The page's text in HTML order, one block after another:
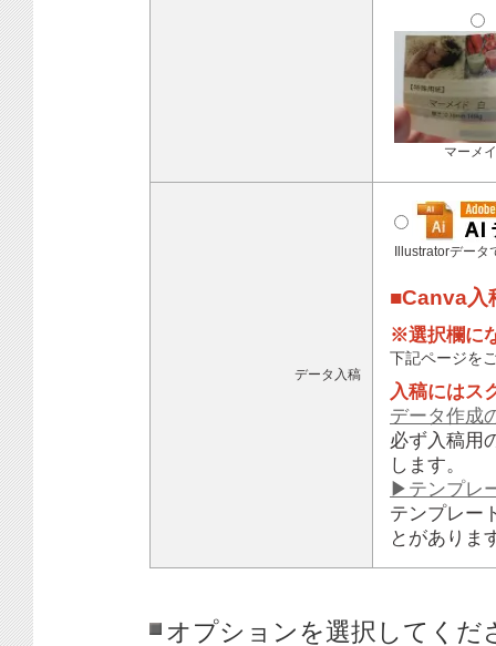
マーメ
データ入稿
Illustratorデータ
■Canva入
※選択欄に
下記ページを
入稿にはス
データ作成
必ず入稿用
します。
▶テンプレ
テンプレー
とがありま
オプションを選択してくだ